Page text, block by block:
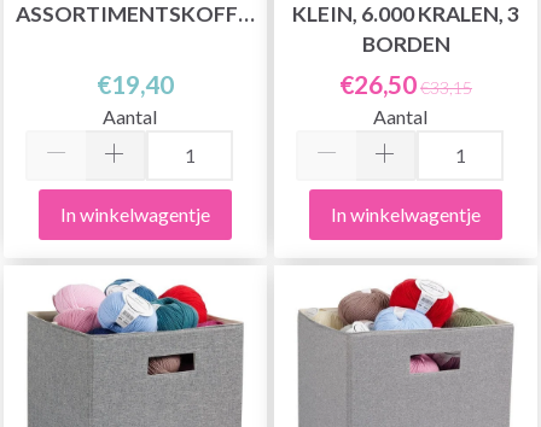
ASSORTIMENTSKOFFER
€19,40
Aantal
In winkelwagentje
KLEIN, 6.000 KRALEN, 3
BORDEN
€26,50€33,15
Aantal
In winkelwagentje